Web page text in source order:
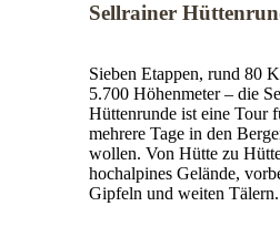
Sellrainer
Sieben Etappen, rund 80
5.700 Höhenmeter – die
Hüttenrunde ist eine Tour
mehrere Tage in den
wollen. Von Hütte zu
hochalpines Gelände,
Gipfeln und weiten Tälern.